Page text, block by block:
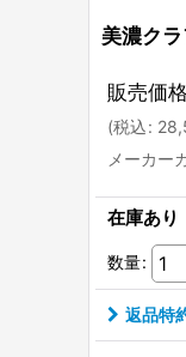
美濃ク
販売価
(税込:
メーカー
在庫あり
数量:
返品特